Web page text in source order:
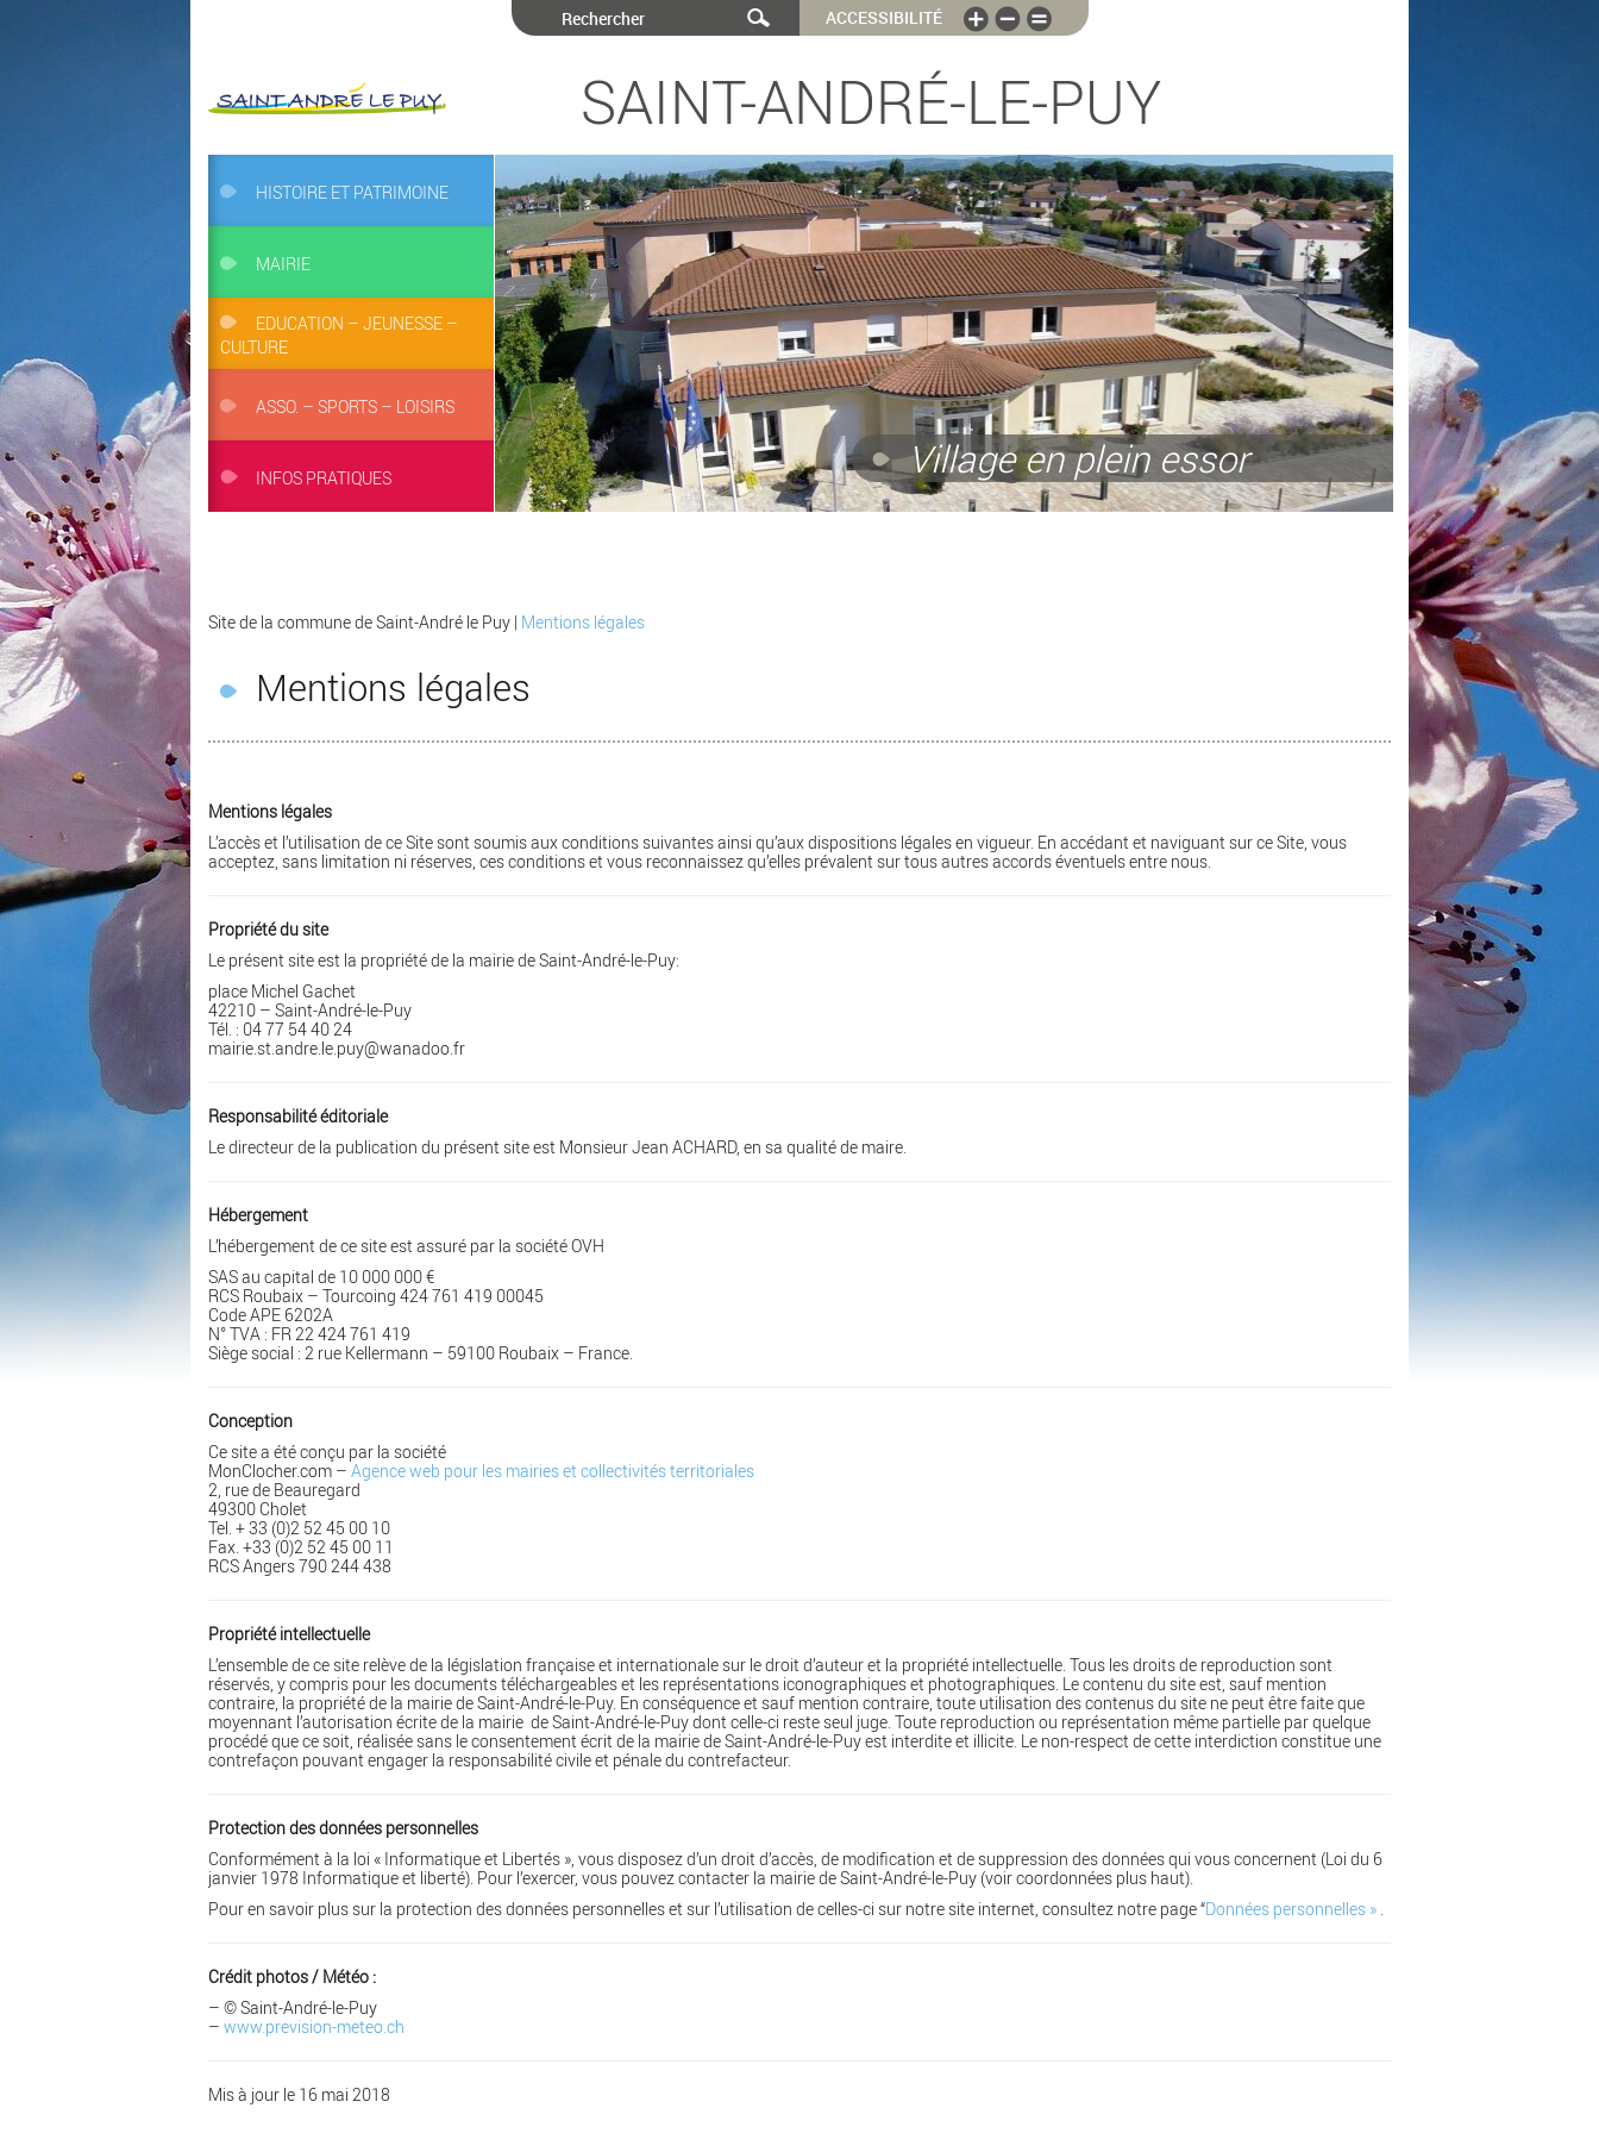
ACCESSIBILITÉ
SAINT-ANDRÉ-LE-PUY
HISTOIRE ET PATRIMOINE
MAIRIE
EDUCATION – JEUNESSE –
CULTURE
ASSO. – SPORTS – LOISIRS
INFOS PRATIQUES Village en plein essor
Site de la commune de Saint-André le Puy | Mentions légales
Mentions légales
Mentions légales
L’accès et l’utilisation de ce Site sont soumis aux conditions suivantes ainsi qu’aux dispositions légales en vigueur. En accédant et naviguant sur ce Site, vous
acceptez, sans limitation ni réserves, ces conditions et vous reconnaissez qu’elles prévalent sur tous autres accords éventuels entre nous.
Propriété du site
Le présent site est la propriété de la mairie de Saint-André-le-Puy:
place Michel Gachet
42210 – Saint-André-le-Puy
Tél. : 04 77 54 40 24
mairie.st.andre.le.puy@wanadoo.fr
Responsabilité éditoriale
Le directeur de la publication du présent site est Monsieur Jean ACHARD, en sa qualité de maire.
Hébergement
L’hébergement de ce site est assuré par la société OVH
SAS au capital de 10 000 000 €
RCS Roubaix – Tourcoing 424 761 419 00045
Code APE 6202A
N° TVA : FR 22 424 761 419
Siège social : 2 rue Kellermann – 59100 Roubaix – France.
Conception
Ce site a été conçu par la société
MonClocher.com – Agence web pour les mairies et collectivités territoriales
2, rue de Beauregard
49300 Cholet
Tel. + 33 (0)2 52 45 00 10
Fax. +33 (0)2 52 45 00 11
RCS Angers 790 244 438
Propriété intellectuelle
L’ensemble de ce site relève de la législation française et internationale sur le droit d’auteur et la propriété intellectuelle. Tous les droits de reproduction sont
réservés, y compris pour les documents téléchargeables et les représentations iconographiques et photographiques. Le contenu du site est, sauf mention
contraire, la propriété de la mairie de Saint-André-le-Puy. En conséquence et sauf mention contraire, toute utilisation des contenus du site ne peut être faite que
moyennant l’autorisation écrite de la mairie de Saint-André-le-Puy dont celle-ci reste seul juge. Toute reproduction ou représentation même partielle par quelque
procédé que ce soit, réalisée sans le consentement écrit de la mairie de Saint-André-le-Puy est interdite et illicite. Le non-respect de cette interdiction constitue une
contrefaçon pouvant engager la responsabilité civile et pénale du contrefacteur.
Protection des données personnelles
Conformément à la loi « Informatique et Libertés », vous disposez d’un droit d’accès, de modification et de suppression des données qui vous concernent (Loi du 6
janvier 1978 Informatique et liberté). Pour l’exercer, vous pouvez contacter la mairie de Saint-André-le-Puy (voir coordonnées plus haut).
Pour en savoir plus sur la protection des données personnelles et sur l’utilisation de celles-ci sur notre site internet, consultez notre page “Données personnelles » .
Crédit photos / Météo :
– © Saint-André-le-Puy
– www.prevision-meteo.ch
Mis à jour le 16 mai 2018